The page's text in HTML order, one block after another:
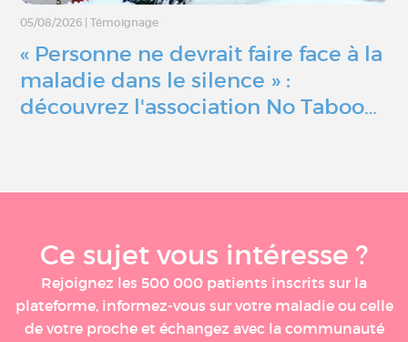
05/08/2026 | Témoignage
« Personne ne devrait faire face à la
maladie dans le silence » :
découvrez l'association No Taboo…
Ce sujet vous intéresse ?
Rejoignez les 500 000 patients inscrits sur la
plateforme, informez-vous sur votre maladie ou celle
de votre proche et échangez avec la communauté